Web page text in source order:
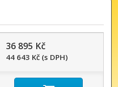
36 895 Kč
44 643 Kč (s DPH)